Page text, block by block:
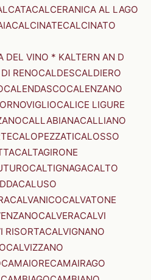
CALCERANICA AL LAGO
CALCINATECALCINATO
DEL VINO * KALTERN AN D
RENOCALDESCALDIERO
CALENDASCOCALENZANO
CALICE LIGURE
CALLABIANACALLIANO
CALOPEZZATICALOSSO
CALTAGIRONE
CALTIGNAGACALTO
CALUSO
CALVANICOCALVATONE
CALVERACALVI
RISORTACALVIGNANO
CALVIZZANO
CAMAIORECAMAIRAGO